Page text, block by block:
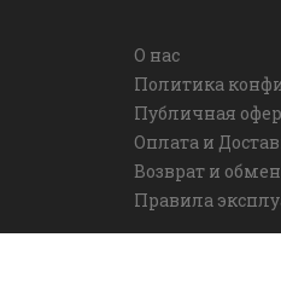
О нас
Политика
Публичная
Оплата и
Возврат и обмен
Правила